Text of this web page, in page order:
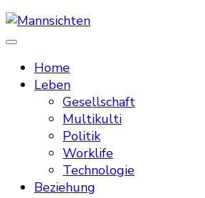
Mannsichten
Home
Leben
Gesellschaft
Multikulti
Politik
Worklife
Technologie
Beziehung